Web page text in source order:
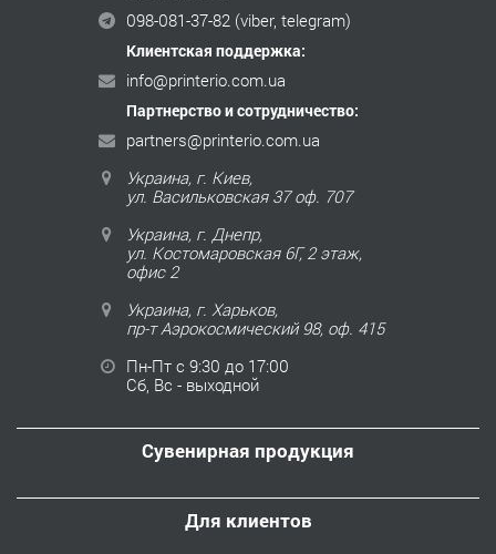
098-081-37-82 (viber, telegram)
Клиентская поддержка:
info@printerio.com.ua
Партнерство и сотрудничество:
partners@printerio.com.ua
Украина, г. Киев,
ул. Васильковская 37 оф. 707
Украина, г. Днепр,
ул. Костомаровская 6Г, 2 этаж,
офис 2
Украина, г. Харьков,
пр-т Аэрокосмический 98, оф. 415
Пн-Пт с 9:30 до 17:00
Сб, Вс - выходной
Сувенирная продукция
Для клиентов